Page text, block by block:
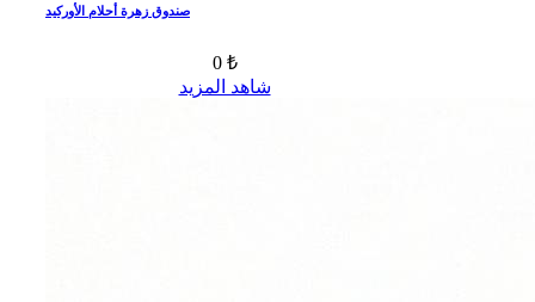
صندوق زهرة أحلام الأوركيد
0 ₺
شاهد المزيد